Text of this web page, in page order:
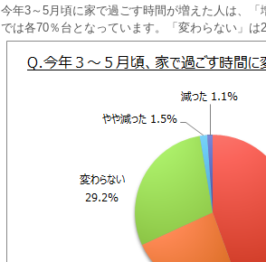
今年3～5月頃に家で過ごす時間が増えた人は、
では各70％台となっています。「変わらない」